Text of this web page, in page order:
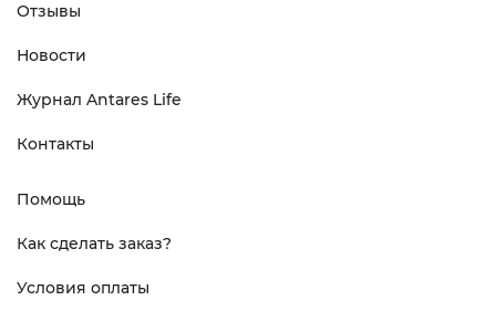
Отзывы
Новости
Журнал Antares Life
Контакты
Помощь
Как сделать заказ?
Условия оплаты